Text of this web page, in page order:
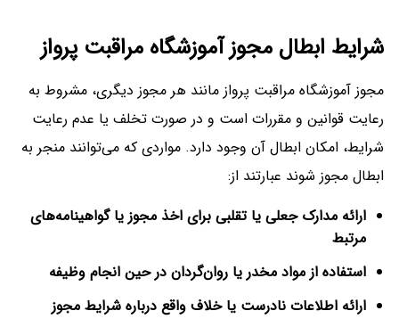
شرایط ابطال مجوز آموزشگاه مراقبت پرواز
مجوز آموزشگاه مراقبت پرواز مانند هر مجوز دیگری، مشروط به
رعایت قوانین و مقررات است و در صورت تخلف یا عدم رعایت
شرایط، امکان ابطال آن وجود دارد. مواردی که می‌توانند منجر به
ابطال مجوز شوند عبارتند از:
ارائه مدارک جعلی یا تقلبی برای اخذ مجوز یا گواهینامه‌های
مرتبط
استفاده از مواد مخدر یا روان‌گردان در حین انجام وظیفه
ارائه اطلاعات نادرست یا خلاف واقع درباره شرایط مجوز